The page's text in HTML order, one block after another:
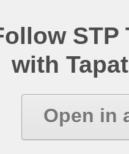
STP
with
Open in